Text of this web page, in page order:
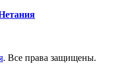
. Все права защищены.